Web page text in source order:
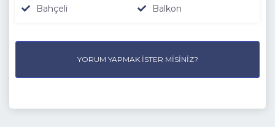
Bahçeli
Balkon
YORUM YAPMAK İSTER MISINIZ?